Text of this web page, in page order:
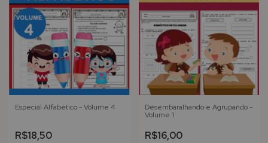
Especial Alfabético - Volume 4
R$18,50
Desembaralhando e Agrupando -
Volume 1
R$16,00